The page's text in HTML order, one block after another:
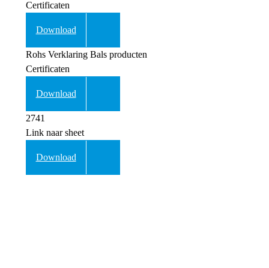
Certificaten
Download
Rohs Verklaring Bals producten
Certificaten
Download
2741
Link naar sheet
Download